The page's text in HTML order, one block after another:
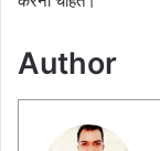
Author